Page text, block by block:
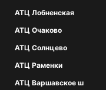
АТЦ Лобненская
АТЦ Очаково
АТЦ Солнцево
АТЦ Раменки
АТЦ Варшавское ш